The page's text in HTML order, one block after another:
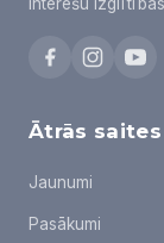
Ātrās saites
Jaunumi
Pasākumi